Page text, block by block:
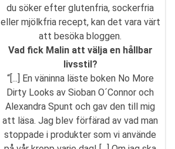
du söker efter glutenfria, sockerfria
eller mjölkfria recept, kan det vara värt
att besöka bloggen.
Vad fick Malin att välja en hållbar
livsstil?
“[...] En väninna läste boken No More
Dirty Looks av Sioban O´Connor och
Alexandra Spunt och gav den till mig
att läsa. Jag blev förfärad av vad man
stoppade i produkter som vi använde